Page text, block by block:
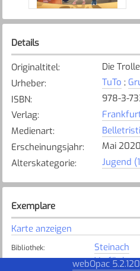
Details
Originaltitel:
Die
Urheber: TuTo ;
ISBN:
978-3-
Verlag:
Medienart:
Erscheinungsjahr:
Mai 2020
Alterskategorie: Jugend
Exemplare
Karte anzeigen
Bibliothek: Steinach
Verfügbar
webOpac 5.2.120